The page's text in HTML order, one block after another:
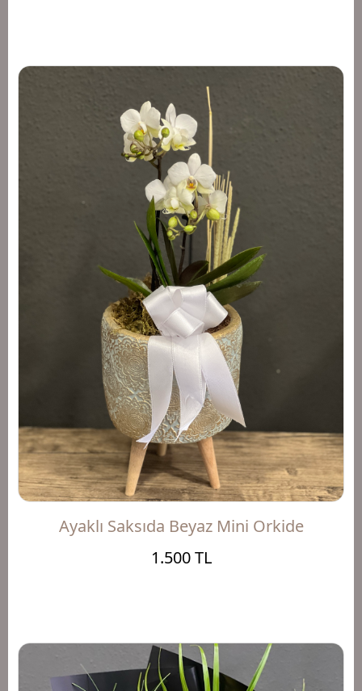
Ayaklı Saksıda Beyaz Mini Orkide
1.500 TL